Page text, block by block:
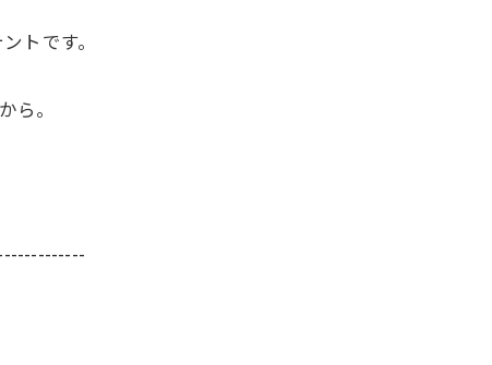
トです。
から。